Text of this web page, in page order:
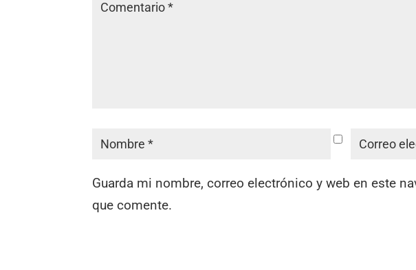
Guarda mi nombre, correo electrónico y web en este
que comente.